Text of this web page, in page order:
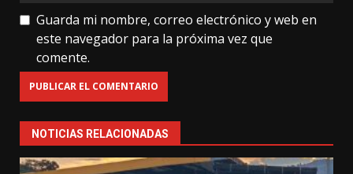
Guarda mi nombre, correo electrónico y web en
este navegador para la próxima vez que
comente.
NOTICIAS RELACIONADAS